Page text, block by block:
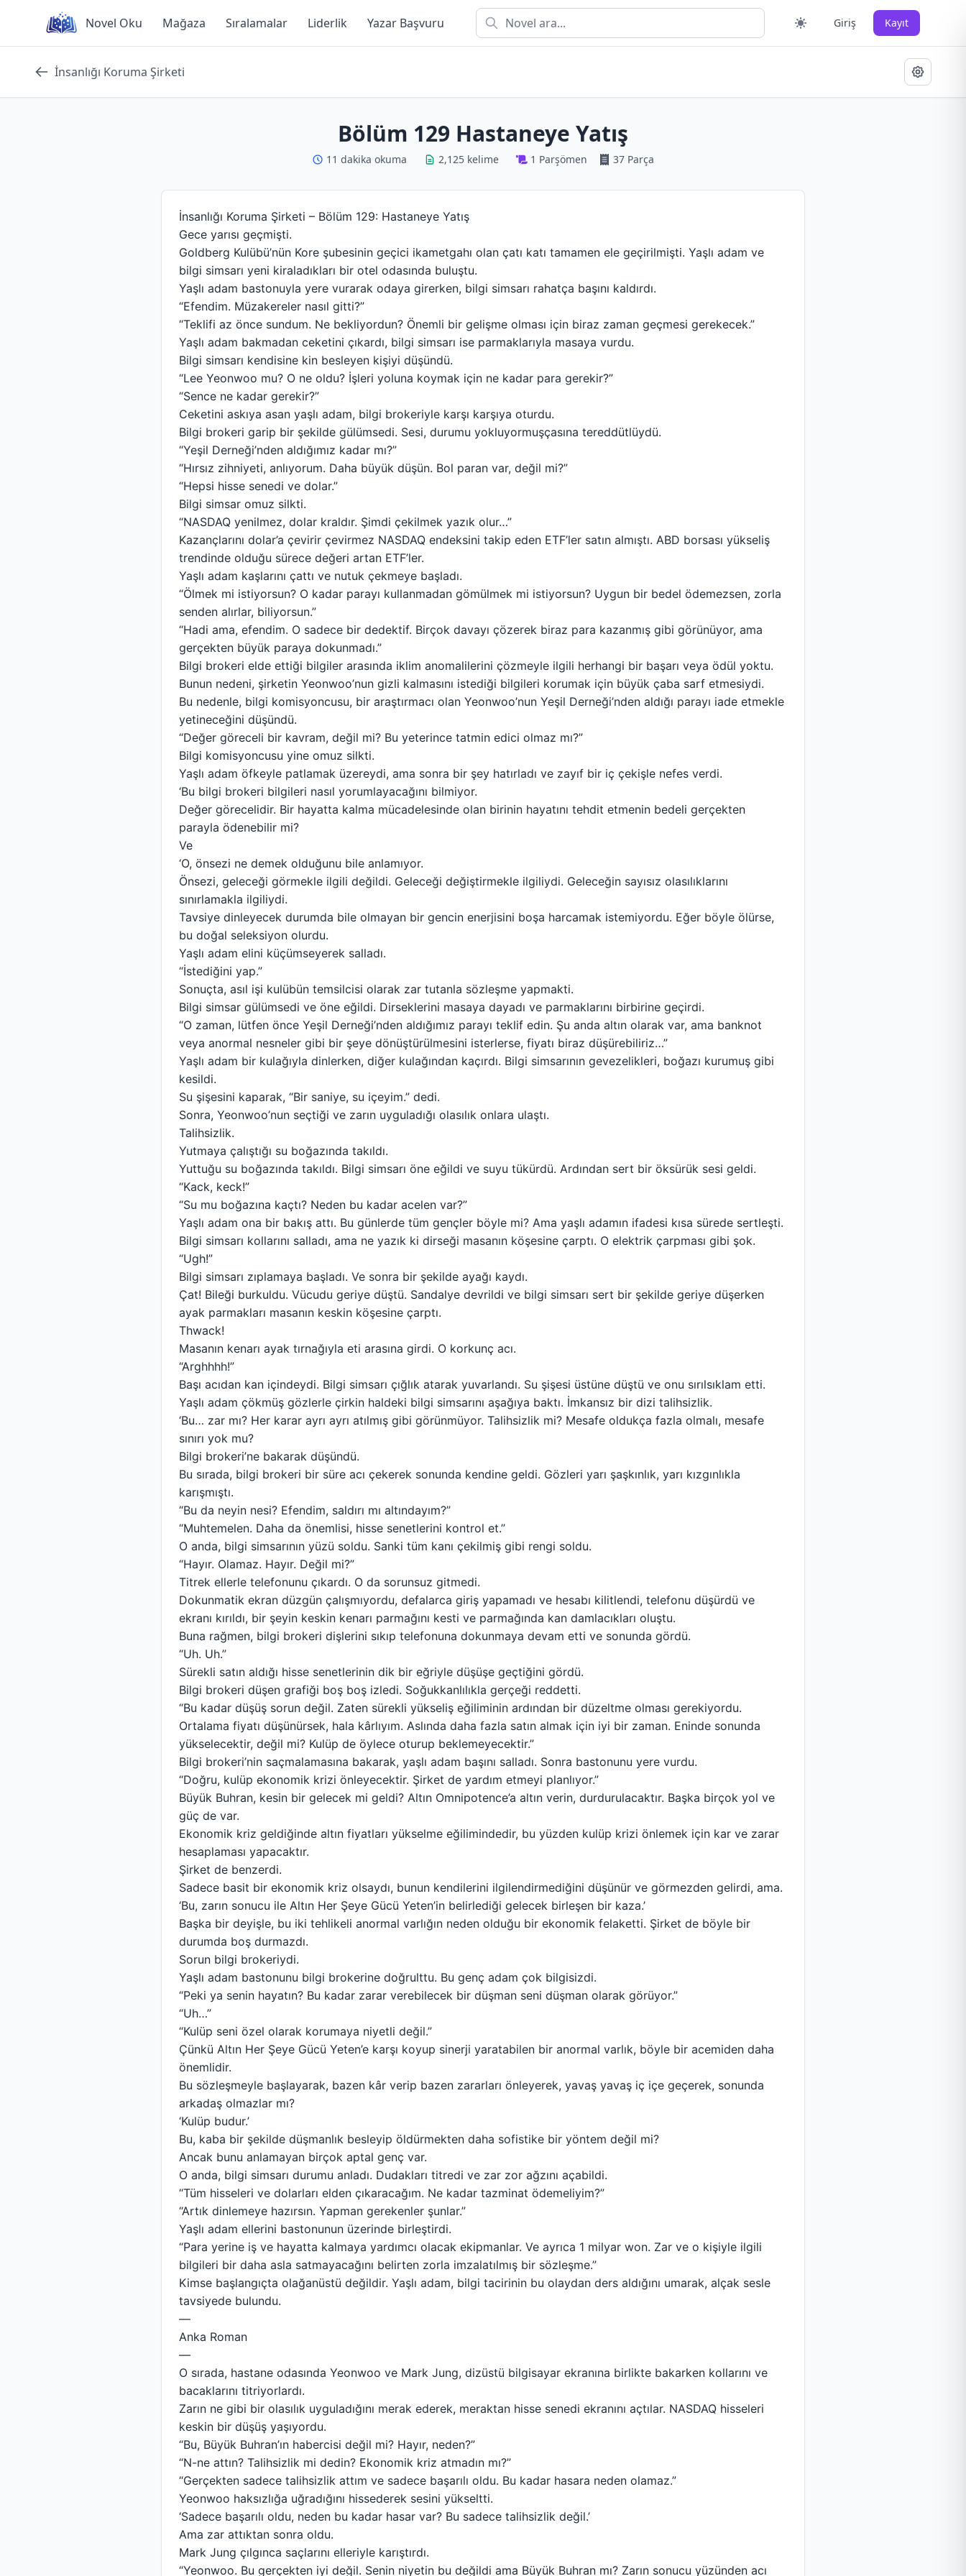
content
Novel Oku Mağaza Sıralamalar Liderlik Yazar Başvuru Giriş Kayıt
İnsanlığı Koruma Şirketi
Bölüm 129 Hastaneye Yatış
11 dakika okuma 2,125 kelime 1 Parşömen 37 Parça
İnsanlığı Koruma Şirketi – Bölüm 129: Hastaneye Yatış
Gece yarısı geçmişti.
Goldberg Kulübü’nün Kore şubesinin geçici ikametgahı olan çatı katı tamamen ele geçirilmişti. Yaşlı adam ve
bilgi simsarı yeni kiraladıkları bir otel odasında buluştu.
Yaşlı adam bastonuyla yere vurarak odaya girerken, bilgi simsarı rahatça başını kaldırdı.
“Efendim. Müzakereler nasıl gitti?”
“Teklifi az önce sundum. Ne bekliyordun? Önemli bir gelişme olması için biraz zaman geçmesi gerekecek.”
Yaşlı adam bakmadan ceketini çıkardı, bilgi simsarı ise parmaklarıyla masaya vurdu.
Bilgi simsarı kendisine kin besleyen kişiyi düşündü.
“Lee Yeonwoo mu? O ne oldu? İşleri yoluna koymak için ne kadar para gerekir?”
“Sence ne kadar gerekir?”
Ceketini askıya asan yaşlı adam, bilgi brokeriyle karşı karşıya oturdu.
Bilgi brokeri garip bir şekilde gülümsedi. Sesi, durumu yokluyormuşçasına tereddütlüydü.
“Yeşil Derneği’nden aldığımız kadar mı?”
“Hırsız zihniyeti, anlıyorum. Daha büyük düşün. Bol paran var, değil mi?”
“Hepsi hisse senedi ve dolar.”
Bilgi simsar omuz silkti.
“NASDAQ yenilmez, dolar kraldır. Şimdi çekilmek yazık olur…”
Kazançlarını dolar’a çevirir çevirmez NASDAQ endeksini takip eden ETF’ler satın almıştı. ABD borsası yükseliş
trendinde olduğu sürece değeri artan ETF’ler.
Yaşlı adam kaşlarını çattı ve nutuk çekmeye başladı.
“Ölmek mi istiyorsun? O kadar parayı kullanmadan gömülmek mi istiyorsun? Uygun bir bedel ödemezsen, zorla
senden alırlar, biliyorsun.”
“Hadi ama, efendim. O sadece bir dedektif. Birçok davayı çözerek biraz para kazanmış gibi görünüyor, ama
gerçekten büyük paraya dokunmadı.”
Bilgi brokeri elde ettiği bilgiler arasında iklim anomalilerini çözmeyle ilgili herhangi bir başarı veya ödül yoktu.
Bunun nedeni, şirketin Yeonwoo’nun gizli kalmasını istediği bilgileri korumak için büyük çaba sarf etmesiydi.
Bu nedenle, bilgi komisyoncusu, bir araştırmacı olan Yeonwoo’nun Yeşil Derneği’nden aldığı parayı iade etmekle
yetineceğini düşündü.
“Değer göreceli bir kavram, değil mi? Bu yeterince tatmin edici olmaz mı?”
Bilgi komisyoncusu yine omuz silkti.
Yaşlı adam öfkeyle patlamak üzereydi, ama sonra bir şey hatırladı ve zayıf bir iç çekişle nefes verdi.
‘Bu bilgi brokeri bilgileri nasıl yorumlayacağını bilmiyor.
Değer görecelidir. Bir hayatta kalma mücadelesinde olan birinin hayatını tehdit etmenin bedeli gerçekten
parayla ödenebilir mi?
Ve
‘O, önsezi ne demek olduğunu bile anlamıyor.
Önsezi, geleceği görmekle ilgili değildi. Geleceği değiştirmekle ilgiliydi. Geleceğin sayısız olasılıklarını
sınırlamakla ilgiliydi.
Tavsiye dinleyecek durumda bile olmayan bir gencin enerjisini boşa harcamak istemiyordu. Eğer böyle ölürse,
bu doğal seleksiyon olurdu.
Yaşlı adam elini küçümseyerek salladı.
“İstediğini yap.”
Sonuçta, asıl işi kulübün temsilcisi olarak zar tutanla sözleşme yapmakti.
Bilgi simsar gülümsedi ve öne eğildi. Dirseklerini masaya dayadı ve parmaklarını birbirine geçirdi.
“O zaman, lütfen önce Yeşil Derneği’nden aldığımız parayı teklif edin. Şu anda altın olarak var, ama banknot
veya anormal nesneler gibi bir şeye dönüştürülmesini isterlerse, fiyatı biraz düşürebiliriz…”
Yaşlı adam bir kulağıyla dinlerken, diğer kulağından kaçırdı. Bilgi simsarının gevezelikleri, boğazı kurumuş gibi
kesildi.
Su şişesini kaparak, “Bir saniye, su içeyim.” dedi.
Sonra, Yeonwoo’nun seçtiği ve zarın uyguladığı olasılık onlara ulaştı.
Talihsizlik.
Yutmaya çalıştığı su boğazında takıldı.
Yuttuğu su boğazında takıldı. Bilgi simsarı öne eğildi ve suyu tükürdü. Ardından sert bir öksürük sesi geldi.
“Kack, keck!”
“Su mu boğazına kaçtı? Neden bu kadar acelen var?”
Yaşlı adam ona bir bakış attı. Bu günlerde tüm gençler böyle mi? Ama yaşlı adamın ifadesi kısa sürede sertleşti.
Bilgi simsarı kollarını salladı, ama ne yazık ki dirseği masanın köşesine çarptı. O elektrik çarpması gibi şok.
“Ugh!”
Bilgi simsarı zıplamaya başladı. Ve sonra bir şekilde ayağı kaydı.
Çat! Bileği burkuldu. Vücudu geriye düştü. Sandalye devrildi ve bilgi simsarı sert bir şekilde geriye düşerken
ayak parmakları masanın keskin köşesine çarptı.
Thwack!
Masanın kenarı ayak tırnağıyla eti arasına girdi. O korkunç acı.
“Arghhhh!”
Başı acıdan kan içindeydi. Bilgi simsarı çığlık atarak yuvarlandı. Su şişesi üstüne düştü ve onu sırılsıklam etti.
Yaşlı adam çökmüş gözlerle çirkin haldeki bilgi simsarını aşağıya baktı. İmkansız bir dizi talihsizlik.
‘Bu… zar mı? Her karar ayrı ayrı atılmış gibi görünmüyor. Talihsizlik mi? Mesafe oldukça fazla olmalı, mesafe
sınırı yok mu?
Bilgi brokeri’ne bakarak düşündü.
Bu sırada, bilgi brokeri bir süre acı çekerek sonunda kendine geldi. Gözleri yarı şaşkınlık, yarı kızgınlıkla
karışmıştı.
“Bu da neyin nesi? Efendim, saldırı mı altındayım?”
“Muhtemelen. Daha da önemlisi, hisse senetlerini kontrol et.”
O anda, bilgi simsarının yüzü soldu. Sanki tüm kanı çekilmiş gibi rengi soldu.
“Hayır. Olamaz. Hayır. Değil mi?”
Titrek ellerle telefonunu çıkardı. O da sorunsuz gitmedi.
Dokunmatik ekran düzgün çalışmıyordu, defalarca giriş yapamadı ve hesabı kilitlendi, telefonu düşürdü ve
ekranı kırıldı, bir şeyin keskin kenarı parmağını kesti ve parmağında kan damlacıkları oluştu.
Buna rağmen, bilgi brokeri dişlerini sıkıp telefonuna dokunmaya devam etti ve sonunda gördü.
“Uh. Uh.”
Sürekli satın aldığı hisse senetlerinin dik bir eğriyle düşüşe geçtiğini gördü.
Bilgi brokeri düşen grafiği boş boş izledi. Soğukkanlılıkla gerçeği reddetti.
“Bu kadar düşüş sorun değil. Zaten sürekli yükseliş eğiliminin ardından bir düzeltme olması gerekiyordu.
Ortalama fiyatı düşünürsek, hala kârlıyım. Aslında daha fazla satın almak için iyi bir zaman. Eninde sonunda
yükselecektir, değil mi? Kulüp de öylece oturup beklemeyecektir.”
Bilgi brokeri’nin saçmalamasına bakarak, yaşlı adam başını salladı. Sonra bastonunu yere vurdu.
“Doğru, kulüp ekonomik krizi önleyecektir. Şirket de yardım etmeyi planlıyor.”
Büyük Buhran, kesin bir gelecek mi geldi? Altın Omnipotence’a altın verin, durdurulacaktır. Başka birçok yol ve
güç de var.
Ekonomik kriz geldiğinde altın fiyatları yükselme eğilimindedir, bu yüzden kulüp krizi önlemek için kar ve zarar
hesaplaması yapacaktır.
Şirket de benzerdi.
Sadece basit bir ekonomik kriz olsaydı, bunun kendilerini ilgilendirmediğini düşünür ve görmezden gelirdi, ama.
‘Bu, zarın sonucu ile Altın Her Şeye Gücü Yeten’in belirlediği gelecek birleşen bir kaza.’
Başka bir deyişle, bu iki tehlikeli anormal varlığın neden olduğu bir ekonomik felaketti. Şirket de böyle bir
durumda boş durmazdı.
Sorun bilgi brokeriydi.
Yaşlı adam bastonunu bilgi brokerine doğrulttu. Bu genç adam çok bilgisizdi.
“Peki ya senin hayatın? Bu kadar zarar verebilecek bir düşman seni düşman olarak görüyor.”
“Uh…”
“Kulüp seni özel olarak korumaya niyetli değil.”
Çünkü Altın Her Şeye Gücü Yeten’e karşı koyup sinerji yaratabilen bir anormal varlık, böyle bir acemiden daha
önemlidir.
Bu sözleşmeyle başlayarak, bazen kâr verip bazen zararları önleyerek, yavaş yavaş iç içe geçerek, sonunda
arkadaş olmazlar mı?
‘Kulüp budur.’
Bu, kaba bir şekilde düşmanlık besleyip öldürmekten daha sofistike bir yöntem değil mi?
Ancak bunu anlamayan birçok aptal genç var.
O anda, bilgi simsarı durumu anladı. Dudakları titredi ve zar zor ağzını açabildi.
“Tüm hisseleri ve dolarları elden çıkaracağım. Ne kadar tazminat ödemeliyim?”
“Artık dinlemeye hazırsın. Yapman gerekenler şunlar.”
Yaşlı adam ellerini bastonunun üzerinde birleştirdi.
“Para yerine iş ve hayatta kalmaya yardımcı olacak ekipmanlar. Ve ayrıca 1 milyar won. Zar ve o kişiyle ilgili
bilgileri bir daha asla satmayacağını belirten zorla imzalatılmış bir sözleşme.”
Kimse başlangıçta olağanüstü değildir. Yaşlı adam, bilgi tacirinin bu olaydan ders aldığını umarak, alçak sesle
tavsiyede bulundu.
—
Anka Roman
—
O sırada, hastane odasında Yeonwoo ve Mark Jung, dizüstü bilgisayar ekranına birlikte bakarken kollarını ve
bacaklarını titriyorlardı.
Zarın ne gibi bir olasılık uyguladığını merak ederek, meraktan hisse senedi ekranını açtılar. NASDAQ hisseleri
keskin bir düşüş yaşıyordu.
“Bu, Büyük Buhran’ın habercisi değil mi? Hayır, neden?”
“N-ne attın? Talihsizlik mi dedin? Ekonomik kriz atmadın mı?”
“Gerçekten sadece talihsizlik attım ve sadece başarılı oldu. Bu kadar hasara neden olamaz.”
Yeonwoo haksızlığa uğradığını hissederek sesini yükseltti.
‘Sadece başarılı oldu, neden bu kadar hasar var? Bu sadece talihsizlik değil.’
Ama zar attıktan sonra oldu.
Mark Jung çılgınca saçlarını elleriyle karıştırdı.
“Yeonwoo. Bu gerçekten iyi değil. Senin niyetin bu değildi ama Büyük Buhran mı? Zarın sonucu yüzünden acı